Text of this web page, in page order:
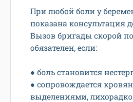
При любой боли у
показана консультация
Вызов бригады скорой
обязателен, если:
● боль становится
● сопровождается
выделениями,